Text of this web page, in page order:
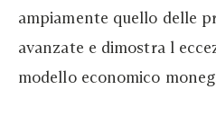
ampiamente quello delle
avanzate e dimostra l
modello economico